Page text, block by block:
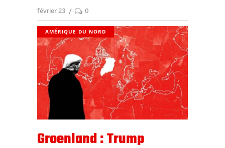
février 23 0
AMÉRIQUE DU NORD
Groenland : Trump